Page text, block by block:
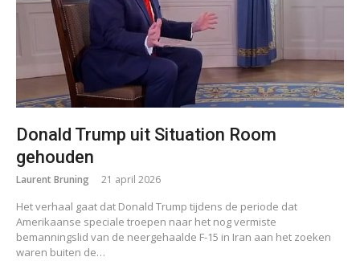
Donald Trump uit Situation Room
gehouden
Laurent Bruning 21 april 2026
Het verhaal gaat dat Donald Trump tijdens de periode dat
Amerikaanse speciale troepen naar het nog vermiste
bemanningslid van de neergehaalde F-15 in Iran aan het zoeken
waren buiten de…